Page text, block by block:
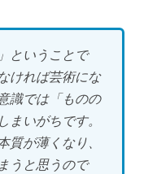
ということで
ければ芸術にな
識では「ものの
まいがちです。
質が薄くなり、
うと思うので